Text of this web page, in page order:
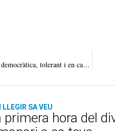
Manifest unitari en defensa de l’educació pública, democràtica, tolerant i en català
LLEGIR SA VEU
primera hora del